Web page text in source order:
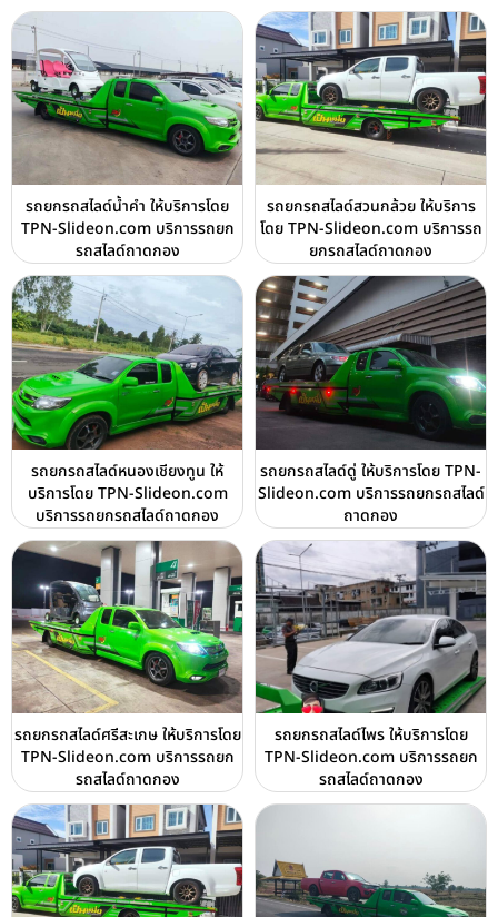
รถยกรถสไลด์น้ำคำ ให้บริการโดย
TPN-Slideon.com บริการรถยก
รถสไลด์ถาดกอง
รถยกรถสไลด์สวนกล้วย ให้บริการ
โดย TPN-Slideon.com บริการรถ
ยกรถสไลด์ถาดกอง
รถยกรถสไลด์หนองเชียงทูน ให้
บริการโดย TPN-Slideon.com
บริการรถยกรถสไลด์ถาดกอง
รถยกรถสไลด์ดู่ ให้บริการโดย TPN-
Slideon.com บริการรถยกรถสไลด์
ถาดกอง
รถยกรถสไลด์ศรีสะเกษ ให้บริการโดย
TPN-Slideon.com บริการรถยก
รถสไลด์ถาดกอง
รถยกรถสไลด์ไพร ให้บริการโดย
TPN-Slideon.com บริการรถยก
รถสไลด์ถาดกอง